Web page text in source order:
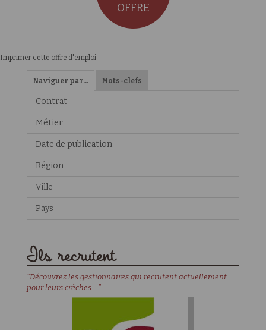
OFFRE
Imprimer cette offre d'emploi
Naviguer par… Mots-clefs
Contrat
Métier
Date de publication
Région
Ville
Pays
Ils recrutent
"Découvrez les gestionnaires qui recrutent actuellement
pour leurs crèches ..."